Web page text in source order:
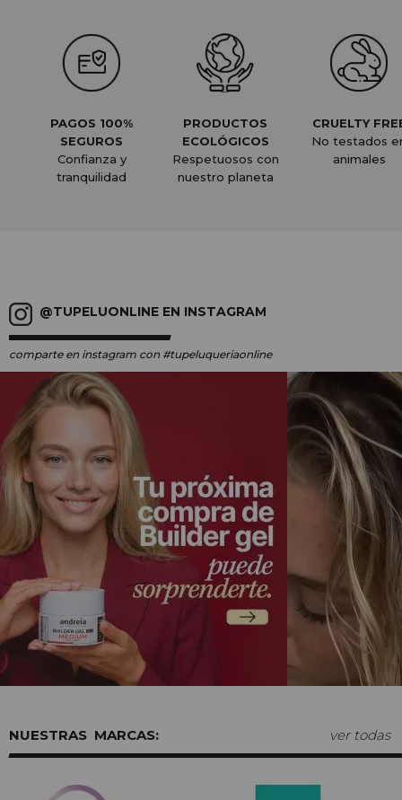
PAGOS 100%
SEGUROS
Confianza y
tranquilidad
PRODUCTOS
ECOLÓGICOS
Respetuosos con
nuestro planeta
CRUELTY
No testados
animales
@TUPELUONLINE EN INSTAGRAM
comparte en instagram con #tupeluqueriaonline
MARCAS: ver todas